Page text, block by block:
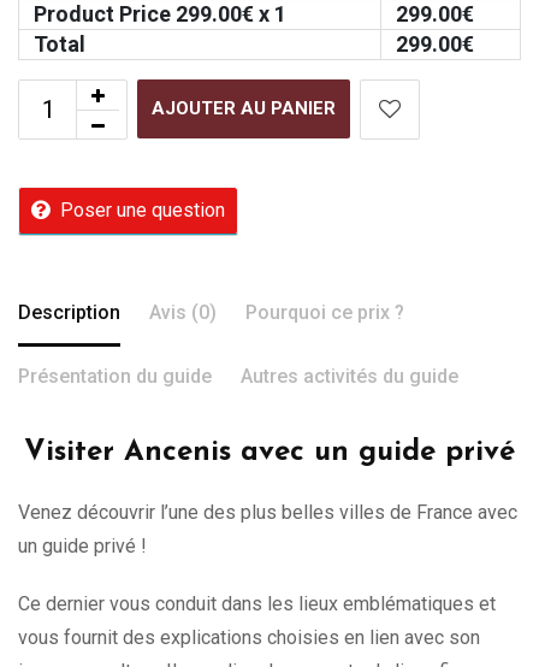
Product Price 299.00€ x 1 299.00€
Total
299.00€
AJOUTER AU PANIER
Poser une question
Description Avis (0) Pourquoi ce prix ?
Présentation du guide Autres activités du guide
Visiter Ancenis avec un guide privé
Venez découvrir l’une des plus belles villes de France avec
un guide privé !
Ce dernier vous conduit dans les lieux emblématiques et
vous fournit des explications choisies en lien avec son